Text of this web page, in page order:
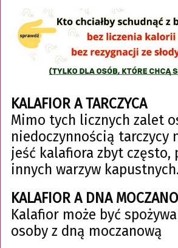
KALAFIOR A TARCZYCA
Mimo tych licznych zalet
niedoczynnością tarczycy
jeść kalafiora zbyt często,
innych warzyw kapustnych.
KALAFIOR A DNA
Kalafior może być
osoby z dną moczanową